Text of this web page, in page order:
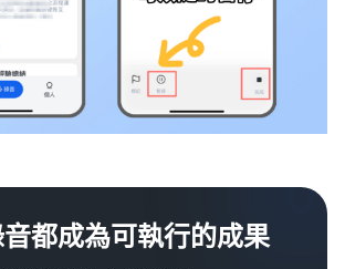
都成為可執行的成果